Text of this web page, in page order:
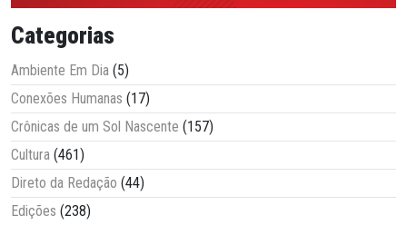
Categorias
Ambiente Em Dia (5)
Conexões Humanas (17)
Crônicas de um Sol Nascente (157)
Cultura (461)
Direto da Redação (44)
Edições (238)